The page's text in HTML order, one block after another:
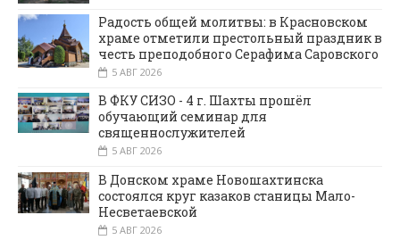
Радость общей молитвы: в Красновском
храме отметили престольный праздник в
честь преподобного Серафима Саровского
5 АВГ 2026
В ФКУ СИЗО - 4 г. Шахты прошёл
обучающий семинар для
священнослужителей
5 АВГ 2026
В Донском храме Новошахтинска
состоялся круг казаков станицы Мало-
Несветаевской
5 АВГ 2026